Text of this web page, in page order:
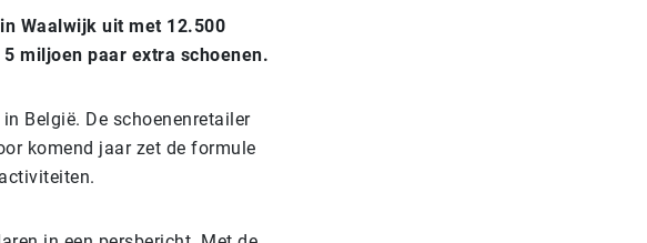
Waalwijk uit met 12.500
miljoen paar extra schoenen.
België. De schoenenretailer
komend jaar zet de formule